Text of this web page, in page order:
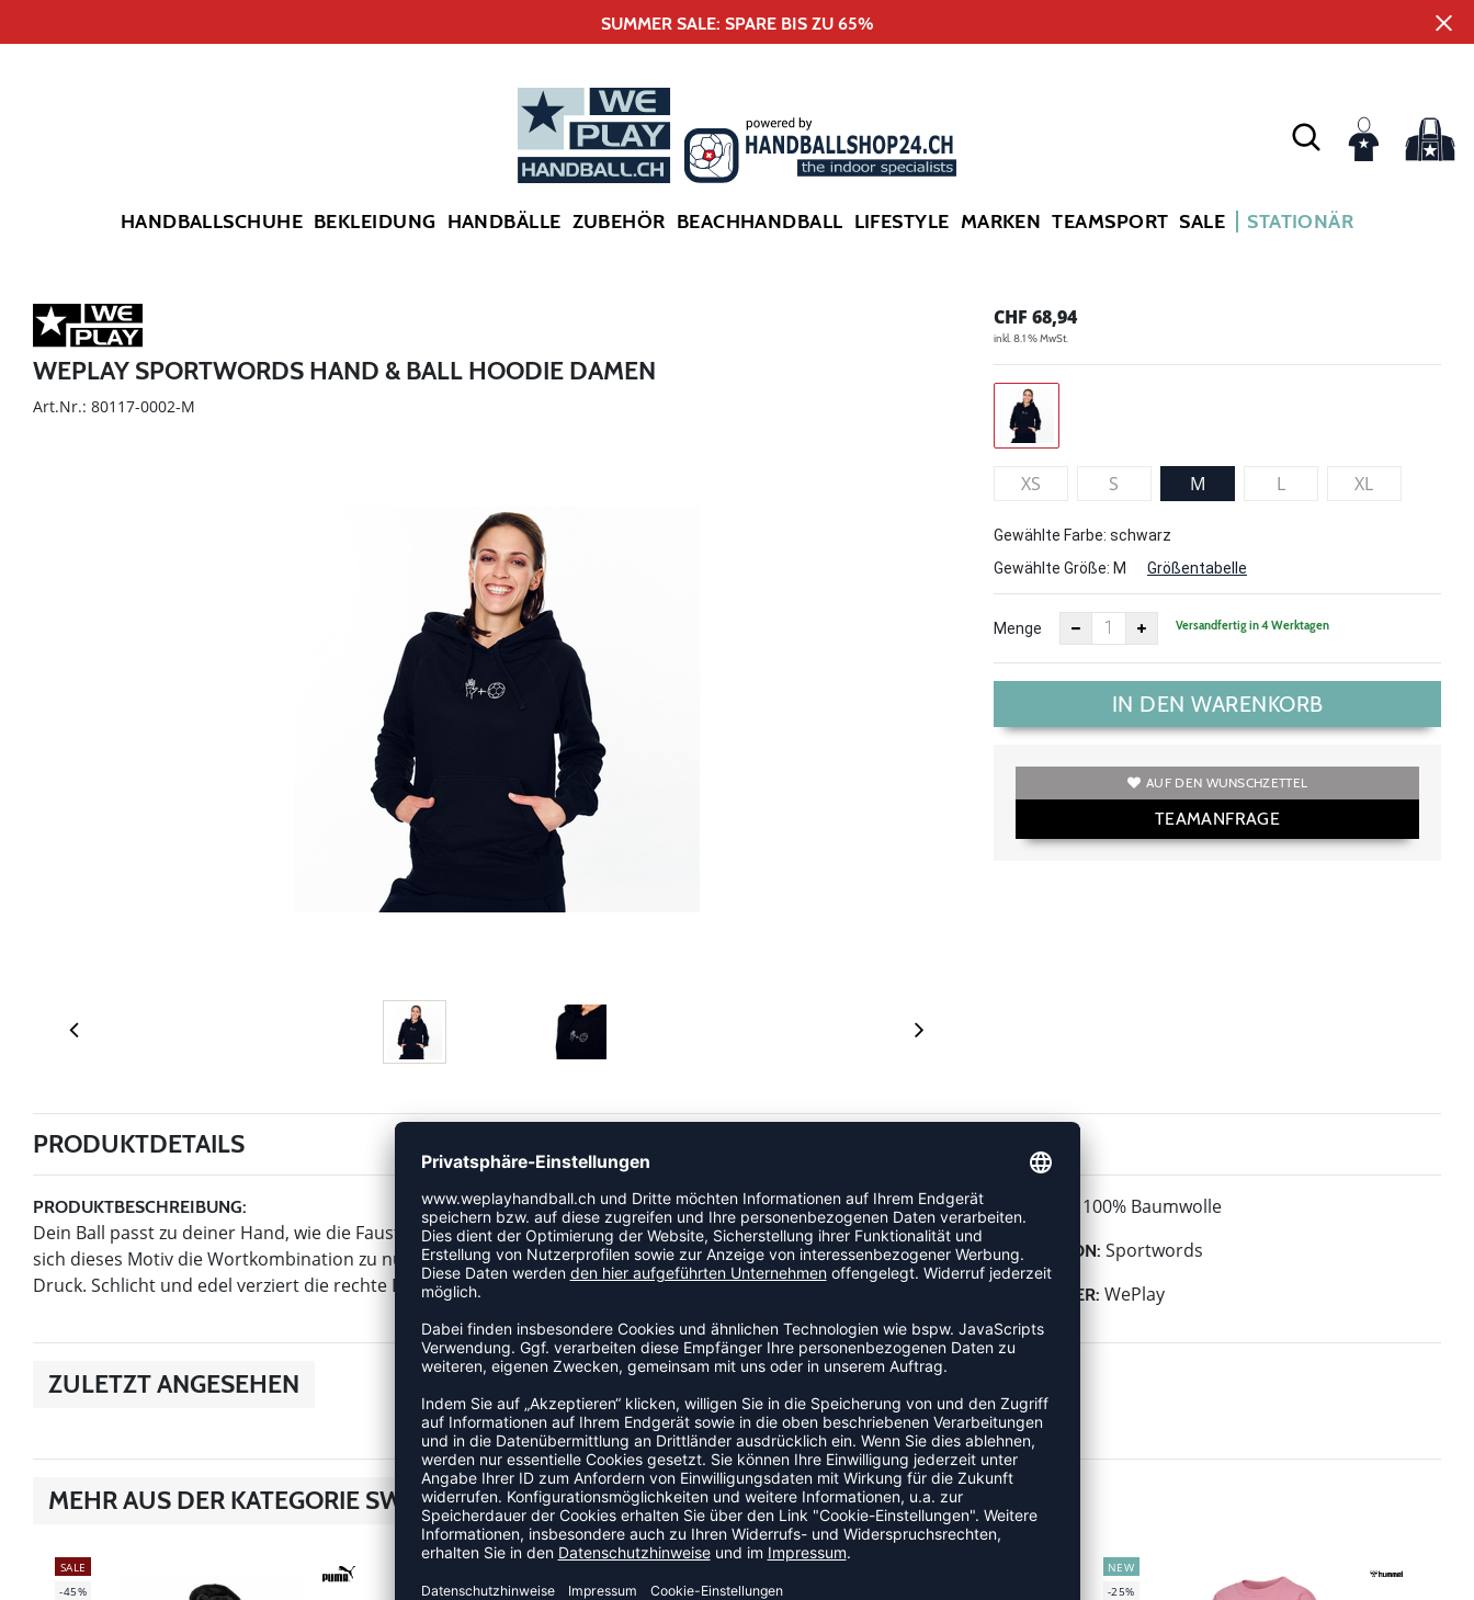
SUMMER SALE: SPARE BIS ZU 65%
HANDBALLSCHUHE BEKLEIDUNG HANDBÄLLE ZUBEHÖR BEACHHANDBALL LIFESTYLE MARKEN TEAMSPORT SALE STATIONÄR
WEPLAY SPORTWORDS HAND & BALL HOODIE DAMEN
Art.Nr.: 80117-0002-M
CHF 68,94
inkl. 8.1 % MwSt.
XS S M L XL
Gewählte Farbe: schwarz
Gewählte Größe: M Größentabelle
Menge Versandfertig in 4 Werktagen
IN DEN WARENKORB
AUF DEN WUNSCHZETTEL
TEAMANFRAGE
PRODUKTDETAILS
PRODUKTBESCHREIBUNG:
Dein Ball passt zu deiner Hand, wie die Faust aufs Auge. Von Hand gezeichnet und mit viel Liebe designed, macht
sich dieses Motiv die Wortkombination zu nutzen. Viele einzigartigen Details, untermalen diesen hochwertigen
Druck. Schlicht und edel verziert die rechte Brustseite.
MATERIAL: 100% Baumwolle
KOLLEKTION: Sportwords
HERSTELLER: WePlay
ZULETZT ANGESEHEN
MEHR AUS DER KATEGORIE SWEATS & HOODIES
SALE
-45%
-30%
-30%
NEW
-25%